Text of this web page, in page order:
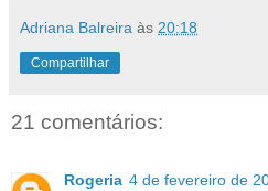
Adriana Balreira às 20:18
Compartilhar
21 comentários:
Rogeria 4 de fevereiro de